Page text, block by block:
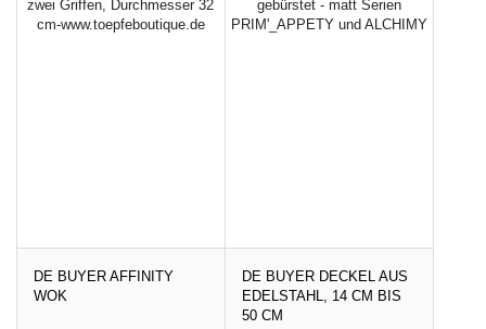
DE BUYER AFFINITY
WOK
DE BUYER DECKEL AUS
EDELSTAHL, 14 CM BIS
50 CM